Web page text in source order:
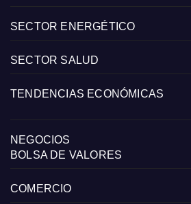
SECTOR ENERGÉTICO
SECTOR SALUD
TENDENCIAS ECONÓMICAS
NEGOCIOS
BOLSA DE VALORES
COMERCIO